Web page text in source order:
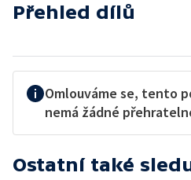
Přehled dílů
Omlouváme se, tento
nemá žádné
Ostatní také